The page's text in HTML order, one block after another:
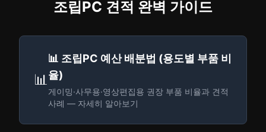
조립PC 견적 완벽 가이드
📊
📊 조립PC 예산 배분법 (용도별 부품 비
율)
게이밍·사무용·영상편집용 권장 부품 비율과 견적
사례 — 자세히 알아보기